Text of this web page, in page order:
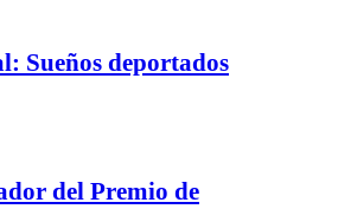
Sueños deportados
del Premio de